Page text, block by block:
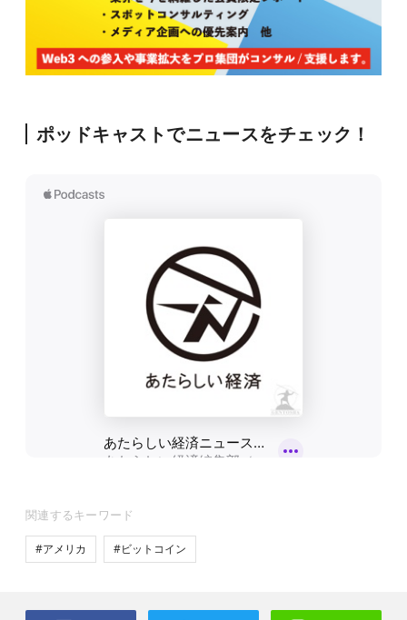
ポッドキャストでニュースをチェック！
関連するキーワード
#アメリカ #ビットコイン